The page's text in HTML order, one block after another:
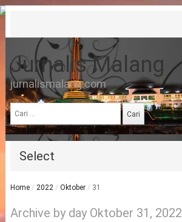
Jurnalis Malang
jurnalismalang.com
Cari
untuk:
Select
Home / 2022 / Oktober / 31
Archive by day Oktober 31, 2022